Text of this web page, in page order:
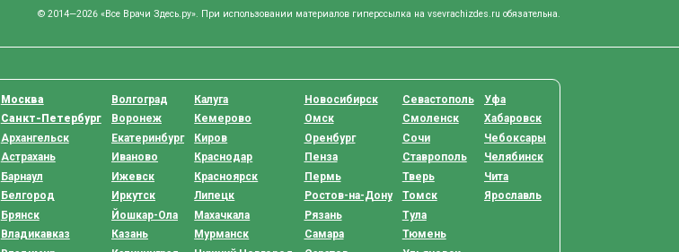
© 2014—2026 «Все Врачи Здесь.ру». При использовании материалов гиперссылка на vsevrachizdes.ru обязательна.
Москва
Санкт-Петербург
Архангельск
Астрахань
Барнаул
Белгород
Брянск
Владикавказ
Волгоград
Воронеж
Екатеринбург
Иваново
Ижевск
Иркутск
Йошкар-Ола
Казань
Калуга
Кемерово
Киров
Краснодар
Красноярск
Липецк
Махачкала
Мурманск
Новосибирск
Омск
Оренбург
Пенза
Пермь
Ростов-на-Дону
Рязань
Самара
Севастополь
Смоленск
Сочи
Ставрополь
Тверь
Томск
Тула
Тюмень
Уфа
Хабаровск
Чебоксары
Челябинск
Чита
Ярославль